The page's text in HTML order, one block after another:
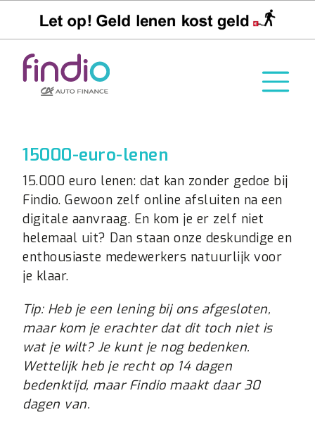
15000-euro-lenen
15.000 euro lenen: dat kan zonder gedoe bij
Findio. Gewoon zelf online afsluiten na een
digitale aanvraag. En kom je er zelf niet
helemaal uit? Dan staan onze deskundige en
enthousiaste medewerkers natuurlijk voor
je klaar.
Tip: Heb je een lening bij ons afgesloten,
maar kom je erachter dat dit toch niet is
wat je wilt? Je kunt je nog bedenken.
Wettelijk heb je recht op 14 dagen
bedenktijd, maar Findio maakt daar 30
dagen van.